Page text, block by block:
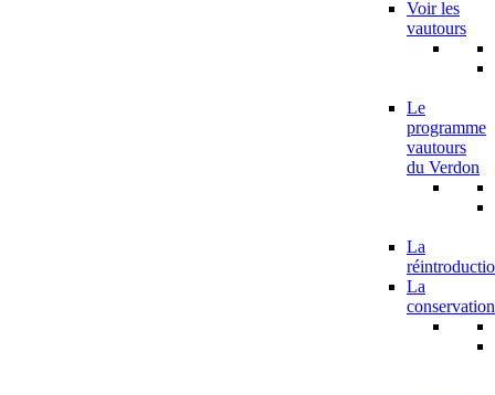
Voir les
vautours
Le
programme
vautours
du Verdon
La
La
conservation